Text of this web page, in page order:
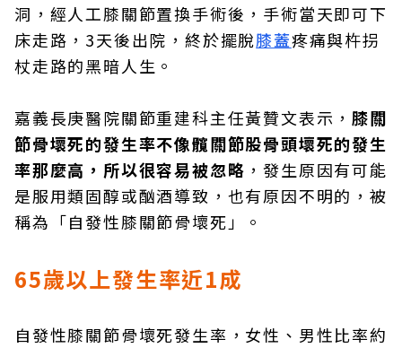
洞，經人工膝關節置換手術後，手術當天即可下
床走路，3天後出院，終於擺脫膝蓋疼痛與杵拐
杖走路的黑暗人生。
嘉義長庚醫院關節重建科主任黃贊文表示，膝關
節骨壞死的發生率不像髖關節股骨頭壞死的發生
率那麼高，所以很容易被忽略 ，發生原因有可能
是服用類固醇或酗酒導致，也有原因不明的，被
稱為「自發性膝關節骨壞死」。
65歲以上發生率近1成
自發性膝關節骨壞死發生率，女性、男性比率約